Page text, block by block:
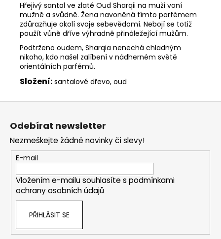
Hřejivý santal ve zlaté Oud Sharqii na muži voní
mužně a svůdně. Žena navoněná tímto parfémem
zdůrazňuje okolí svoje sebevědomí. Nebojí se totiž
použít vůně dříve výhradně přináležející mužům.
Podtrženo oudem, Sharqia nenechá chladným
nikoho, kdo našel zalíbení v nádherném světě
orientálních parfémů.
Složení: santalové dřevo, oud
Z
Odebírat newsletter
Nezmeškejte žádné novinky či slevy!
E-mail
Vložením e-mailu souhlasíte s podmínkami
ochrany osobních údajů
PŘIHLÁSIT SE